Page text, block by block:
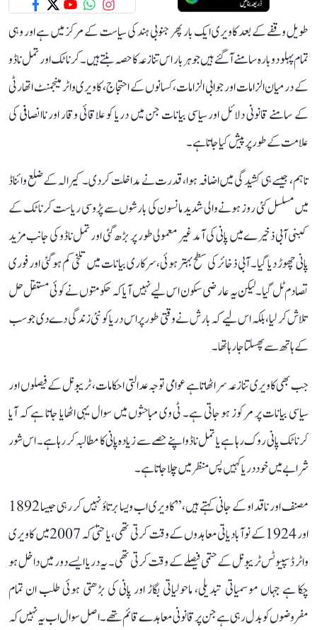
طویل وقفے کے بعد کاویری ایک بار پھر جنوبی ہند کی سیاست کے مرکز میں ہے اور وہی
تمام پہلو دوبارہ سامنے آ گئے ہیں جو ہر بار اس تنازعہ کا حصہ بنتے ہیں۔ کرناٹک اور تمل ناڈو
کے درمیان الزامات اور جوابی الزامات، کسانوں کے احتجاج، کاویری واٹر مینجمنٹ اتھارٹی
کے سامنے قانونی دلائل اور سیاسی بیانات جن میں دریا کو علاقائی وقار اور ناانصافی کی
علامت کے طور پر پیش کیا جاتا ہے۔
تاہم، جیسے ہی کشیدگی میں اضافہ ہوا، قدرت نے مداخلت کر دی۔ کیرالہ کے ضلع وائناڈ
میں مسلسل کئی روز ہونے والی شدید مانسون کی بارشوں سے پڑوسی ریاست کرناٹک کے
کبنی آبی ذخیرے میں پانی کی آمد غیر معمولی طور پر بڑھ گئی اور تمل ناڈو کی جانب مزید
پانی چھوڑ دیا گیا۔ آبی ذخائر کی سطح بہتر ہوئی، سرکاری بیانات میں تلخی کم ہو گئی اور فوری
تصادم ٹل گیا۔ لیکن یہ عارضی سکون اس لیے نہیں آیا کہ حکومتوں نے کوئی مستقل حل
تلاش کر لیا، بلکہ اس لیے کہ بارش نے وقتی طور پر اس دریا کو نئی زندگی دے دی جو سب
کے ہاتھ سے پھسلتا جا رہا تھا۔
جب بھی کاویری تنازعہ سر اٹھاتا ہے عوامی توجہ عدالتی احکامات، ٹریبونل کے فیصلوں اور
سیاسی بیانات پر مرکوز ہو جاتی ہے۔ ٹی وی مباحثوں میں سوال یہی اٹھایا جاتا ہے کہ آیا
کرناٹک پانی روک رہا ہے یا تمل ناڈو اپنے حصے سے زیادہ پانی کا مطالبہ کر رہا ہے۔ اس شور
شرابے میں خود دریا کہیں پس منظر میں چلا جاتا ہے۔
مصنف اور ناقد او کے جانی کہتے ہیں، ’’کاویری اب ویسا برتاؤ نہیں کر رہی جیسا 1892
اور 1924 کے نوآبادیاتی معاہدوں کے وقت کرتی تھی، یا حتیٰ کہ 2007 میں کاویری
واٹر ڈسپیوٹس ٹریبونل کے حتمی فیصلے کے وقت کرتی تھی۔ یہ دریا ایسے دور میں داخل ہو
چکا ہے جہاں موسمیاتی تبدیلی، ماحولیاتی بگاڑ اور پانی کی بڑھتی ہوئی طلب ان تمام
مفروضوں کو بدل رہی ہے جن پر قانونی معاہدے قائم تھے۔ اصل سوال اب یہ نہیں کہ